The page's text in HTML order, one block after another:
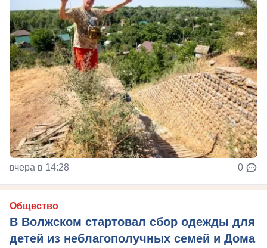
вчера в 14:28 0
Общество
В Волжском стартовал сбор одежды для
детей из неблагополучных семей и Дома